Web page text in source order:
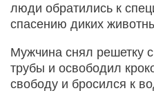
люди обратились к
спасению диких
Мужчина снял решетку
трубы и освободил
свободу и бросился к